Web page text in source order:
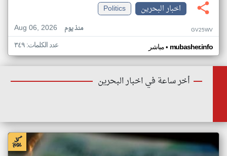
اخبار البحرين
Politics
Aug 06, 2026
منذ يوم GV25WV
مباشر• mubasher.info عدد الكلمات: ٣٤٩
أخر ساعة في اخبار البحرين